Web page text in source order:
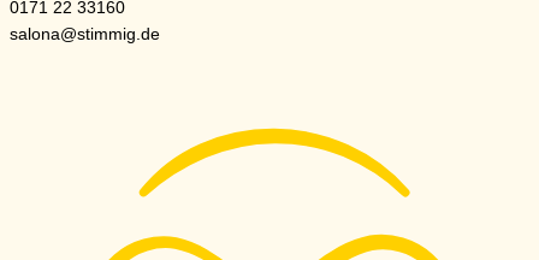
0171 22 33160
salona@stimmig.de